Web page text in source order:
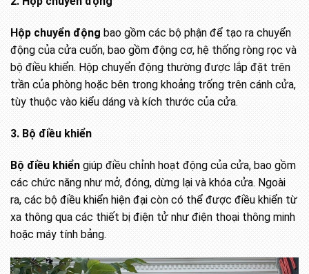
Hộp chuyển động bao gồm các bộ phận để tạo ra chuyển
động của cửa cuốn, bao gồm động cơ, hệ thống ròng rọc và
bộ điều khiển. Hộp chuyển động thường được lắp đặt trên
trần của phòng hoặc bên trong khoảng trống trên cánh cửa,
tùy thuộc vào kiểu dáng và kích thước của cửa.
3. Bộ điều khiển
Bộ điều khiển giúp điều chỉnh hoạt động của cửa, bao gồm
các chức năng như mở, đóng, dừng lại và khóa cửa. Ngoài
ra, các bộ điều khiển hiện đại còn có thể được điều khiển từ
xa thông qua các thiết bị điện tử như điện thoại thông minh
hoặc máy tính bảng.